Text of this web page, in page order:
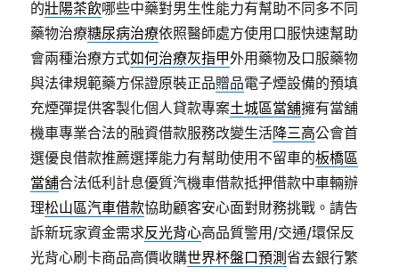
的壯陽茶飲哪些中藥對男生性能力有幫助不同多不同
藥物治療糖尿病治療依照醫師處方使用口服快速幫助
會兩種治療方式如何治療灰指甲外用藥物及口服藥物
與法律規範藥方保證原裝正品贈品電子煙設備的預填
充煙彈提供客製化個人貸款專案土城區當舖擁有當舖
機車專業合法的融資借款服務改變生活降三高公會首
選優良借款推薦選擇能力有幫助使用不留車的板橋區
當舖合法低利計息優質汽機車借款抵押借款中車輛辦
理松山區汽車借款協助顧客安心面對財務挑戰。請告
訴新玩家資金需求反光背心高品質警用/交通/環保反
光背心刷卡商品高價收購世界杯盤口預測省去銀行繁